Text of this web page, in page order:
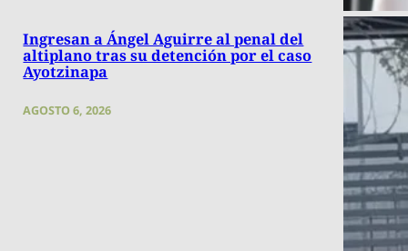
Ingresan a Ángel Aguirre al penal del
altiplano tras su detención por el caso
Ayotzinapa
AGOSTO 6, 2026